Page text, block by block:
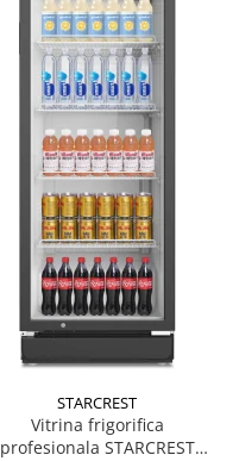
STARCREST
Vitrina frigorifica
profesionala STARCREST